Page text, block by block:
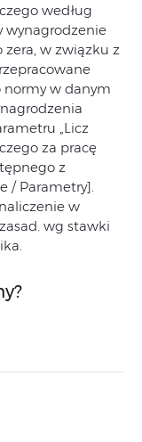
według
wynagrodzenie
zera, w związku z
w danym
„Licz
za pracę
z
/ Parametry].
w
wg stawki